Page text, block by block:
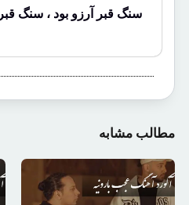
سنگ قبر آرزو بود ، سنگ قبر
مطالب مشابه